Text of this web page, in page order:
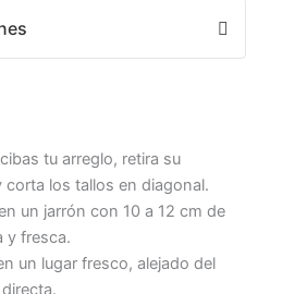
tu arreglo, retira su
corta los tallos en diagonal.
un jarrón con 10 a 12 cm de
y fresca.
un lugar fresco, alejado del